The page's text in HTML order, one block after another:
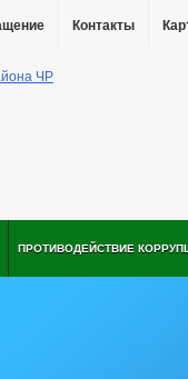
Контакты
ПРОТИВОДЕЙСТВИЕ